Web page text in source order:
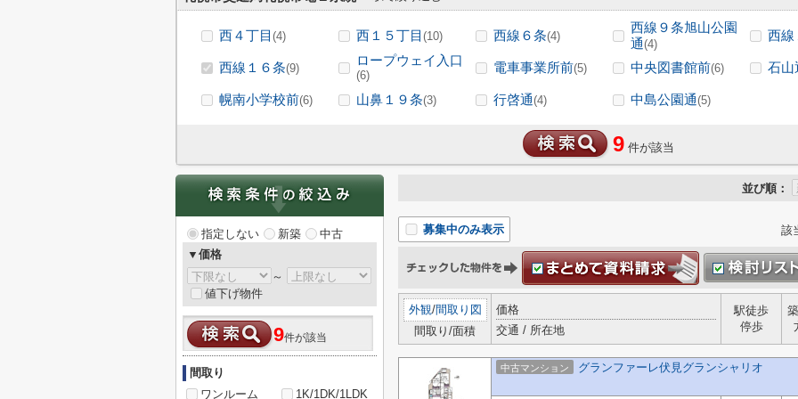
西４丁目 (4) 西１５丁目 (10) 西線６条(4)
西線９条旭山公園
通(4)
西線
西線１６条(9)
ロープウェイ入口
(6)
電車事業所前(5) 中央図書館前(6) 石山
幌南小学校前(6) 山鼻１９条(3) 行啓通(4) 中島公園通(5)
9 件が該当
並び順：
募集中のみ表示 該
外観/間取り図
間取り/面積
価格
交通 / 所在地
駅徒歩
停歩
中古マンション グランファーレ伏見グランシャリオ
指定しない 新築
中古
▼価格
～
値下げ物件
9件が該当
間取り
ワンルーム
1K/1DK/1LDK